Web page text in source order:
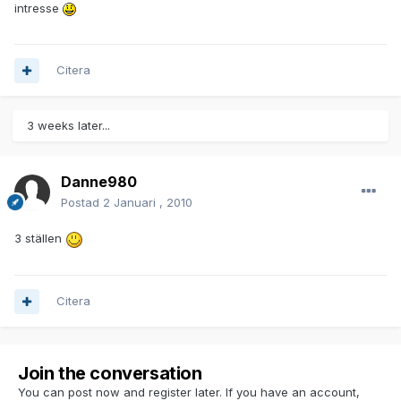
intresse
Citera
3 weeks later...
Danne980
Postad 2 Januari , 2010
3 ställen
Citera
Join the conversation
You can post now and register later. If you have an account,